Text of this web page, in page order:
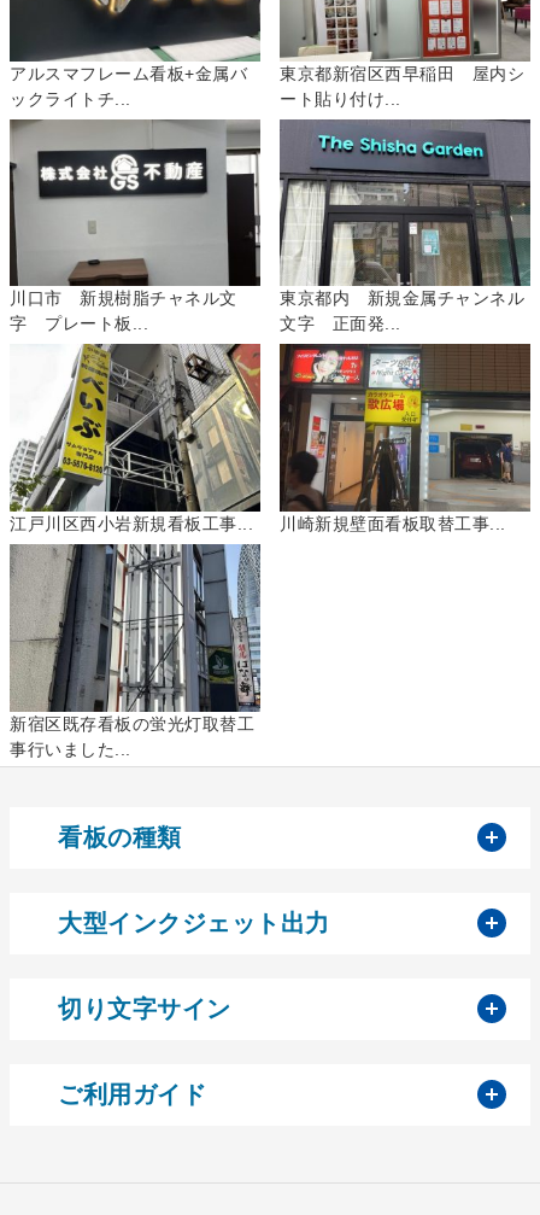
アルスマフレーム看板+金属バ
ックライトチ...
東京都新宿区西早稲田 屋内シ
ート貼り付け...
川口市 新規樹脂チャネル文
字 プレート板...
東京都内 新規金属チャンネル
文字 正面発...
江戸川区西小岩新規看板工事... 川崎新規壁面看板取替工事...
新宿区既存看板の蛍光灯取替工
事行いました...
看板の種類
大型インクジェット出力
切り文字サイン
ご利用ガイド